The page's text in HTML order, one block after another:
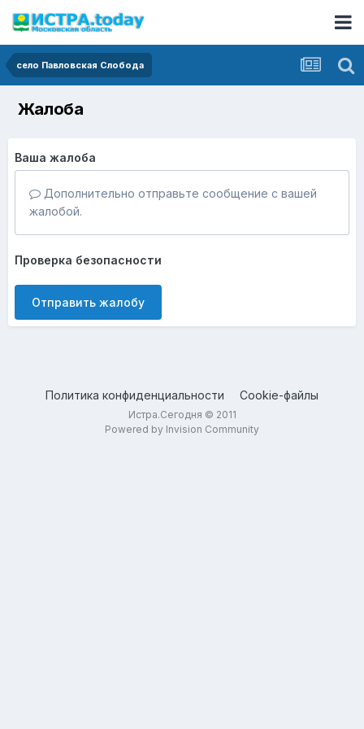
село Павловская Слобода
Жалоба
Ваша жалоба
Дополнительно отправьте сообщение с вашей
жалобой.
Проверка безопасности
Отправить жалобу
Политика конфиденциальности Cookie-файлы
Истра.Сегодня © 2011
Powered by Invision Community